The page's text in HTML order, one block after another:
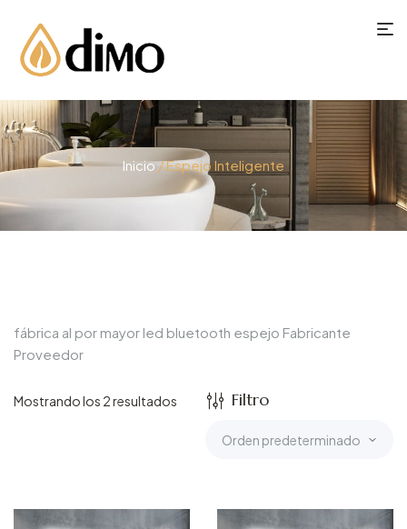
Inicio/ Espejo Inteligente
fábrica al por mayor led bluetooth espejo Fabricante
Proveedor
Mostrando los 2 resultados Filtro